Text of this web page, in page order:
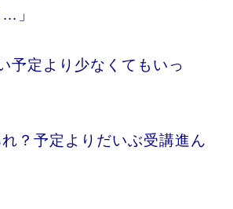
」
予定より少なくてもいっ
れ？予定よりだいぶ受講進ん